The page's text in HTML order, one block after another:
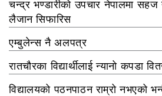
चन्द्र भण्डारीको उपचार नेपालमा सहज
लैजान सिफारिस
एम्बुलेन्स नै अलपत्र
रातचौरका विद्यार्थीलाई न्यानो कपडा
विद्यालयको पठनपाठन राम्रो नभएको